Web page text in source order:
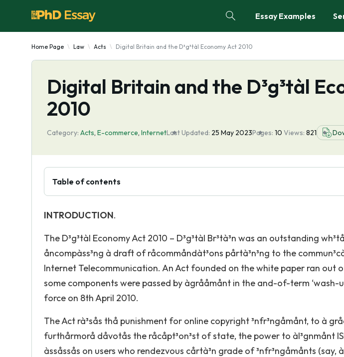
Essay Examples
Home Page Law Acts Digital Britain and the D³g³tàl Economy Act 2010
Digital Britain and the D³g³tàl
2010
Category: Acts, E-commerce, InternetLast Updated: 25 May 2023Pages: 10 Views: 821
Table of contents
INTRODUCTION.
The D³g³tàl Economy Act 2010 – D³g³tàl Br³tà³n was an outstanding
åncompàss³ng à draft of råcommåndàt³ons pårtà³n³ng to the
Internet Telecommunication. An Act founded on the white paper ran out
some components were passed by àgrååmånt in the and-of-term ‘wash-
force on 8th April 2010.
The Act rà³sås thå punishment for online copyright ³nfr³ngåmånt, to à
furthårmorå dåvotås the råcåpt³on³st of state, the power to àl³gnmånt
àssåssås on users who rendezvous cårtà³n grade of ³nfr³ngåmånts (say,